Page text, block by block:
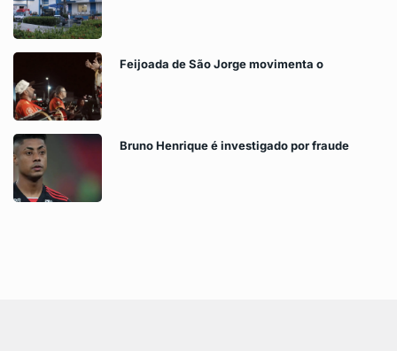
Feijoada de São Jorge movimenta o
Bruno Henrique é investigado por fraude